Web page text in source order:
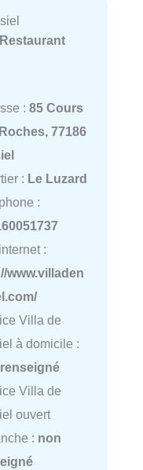
Restaurant
: 85 Cours
77186
: Le Luzard
:
:
www.villaden
Villa de
à domicile :
Villa de
ouvert
: non